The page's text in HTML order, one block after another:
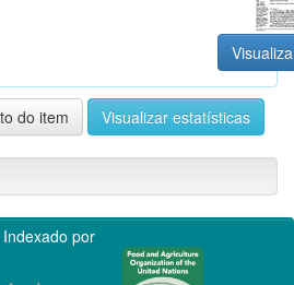
do item Visualizar estatísticas
Indexado por